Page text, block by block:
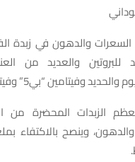
والدهون في زبدة
والعديد من
وفيتامين “بي5” وفيتامين “أيه”.
الزبدات المحضرة من
وينصح بالاكتفاء